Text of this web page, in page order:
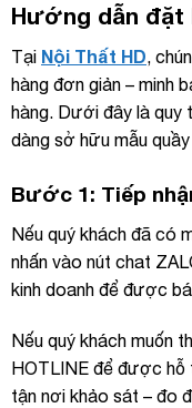
Hướng dẫn đặt
Tại Nội Thất HD,
hàng đơn giản – minh
hàng. Dưới đây là quy
dàng sở hữu mẫu
Bước 1: Tiếp
Nếu quý khách đã có
nhấn vào nút chat
kinh doanh để được
Nếu quý khách muốn
HOTLINE để được hỗ
tận nơi khảo sát – đo